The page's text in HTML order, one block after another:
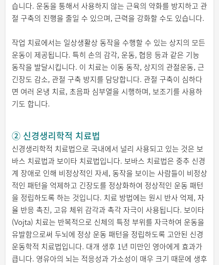
습니다. 운동을 통해서 사용하지 않는 근육의 약화를 방지하고 관
절 구축의 진행을 줄일 수 있으며, 근력을 강화할 수도 있습니다.
작업 치료에서는 일상생활상 동작을 수행할 수 있는 상지의 모든
운동이 제공됩니다. 특히 손의 감각, 운동, 협응 등과 같은 기능
동작을 발달시킵니다. 이 치료는 이동 동작, 상지의 관절운동, 근
긴장도 감소, 관절 구축 방지를 담당합니다. 관절 구축이 심하다
면 여러 온냉 치료, 초음파 심부열을 시행하며, 보조기를 사용하
기도 합니다.
② 신경생리학적 치료법
신경생리학적 치료법으로 국내에서 널리 사용되고 있는 것은 보
바스 치료법과 보이타 치료법입니다. 보바스 치료법은 중추 신경
계 장애로 인해 비정상적인 자세, 동작을 보이는 사람들이 비정상
적인 패턴을 억제하고 긴장도를 정상화하여 정상적인 운동 패턴
을 정립하도록 하는 것입니다. 치료 방법에는 원시 반사 억제, 자
율 반응 촉진, 고유 체위 감각과 촉각 자극이 사용됩니다. 보이타
(Vojta) 치료는 반복적으로 신체의 특정 부위를 자극하여 운동을
유발함으로써 두뇌에 정상 운동 패턴을 정립하도록 고안된 신경
운동학적 치료법입니다. 대개 생후 1년 미만인 영아에게 효과가
큽니다. 영유아의 뇌는 적응성과 가소성이 매우 크기 때문에 생후